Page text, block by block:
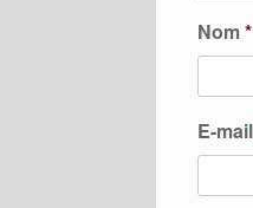
Nom*
E-mail